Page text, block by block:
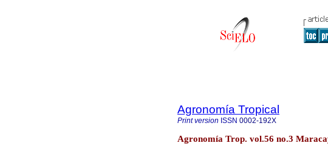
Agronomía Tropical
Print version ISSN 0002-192X
Agronomía Trop. vol.56 no.3